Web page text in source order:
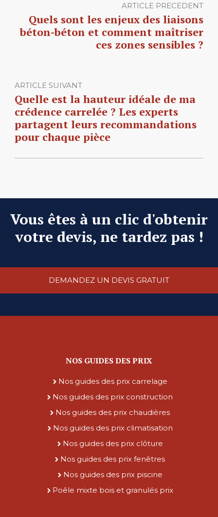
ARTICLE PRECEDENT
Quels sont les enjeux des liaisons
béton-béton et comment maîtriser
ces zones sensibles ?
ARTICLE SUIVANT
Quelle est la hauteur idéale de ma
crédence carrelée ? Les experts
partagent leurs recommandations
pour chaque pièce
Vous êtes à un clic d'obtenir
votre devis, ne tardez pas !
DEMANDEZ UN DEVIS GRATUIT
NOS GUIDES DES PRIX
Nos guides des prix carrelage
Nos guides des prix construction
Nos guides des prix chaudières
Nos guides des prix climatisation
Nos guides des prix clôture
Nos guides des prix fenêtres
Nos guides des prix piscine
Poêle mixte bois et granulés prix